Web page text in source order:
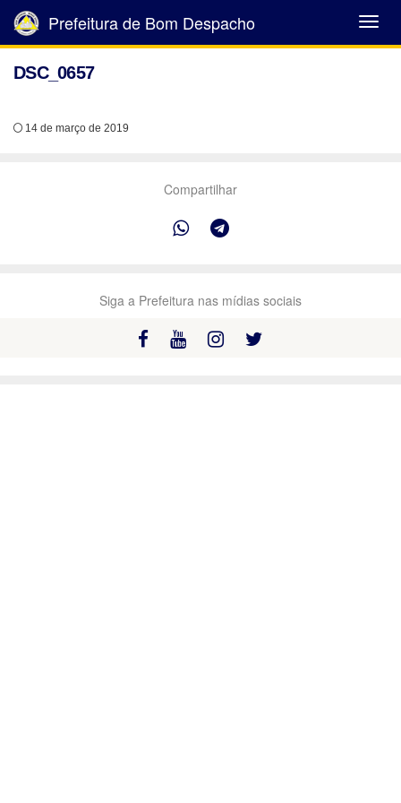
Abrir
Menu
Prefeitura de Bom Despacho
DSC_0657
14 de março de 2019
Compartilhar
Siga a Prefeitura nas mídias sociais